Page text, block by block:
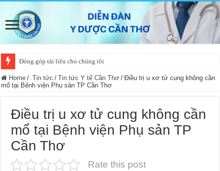
Đóng góp tài liệu cho chúng tôi
Home / .Tin tức / Tin tức Y tế Cần Thơ / Điều trị u xơ tử cung không cần
mổ tại Bệnh viện Phụ sản TP Cần Thơ
Điều trị u xơ tử cung không cần
mổ tại Bệnh viện Phụ sản TP
Cần Thơ
Rate this post